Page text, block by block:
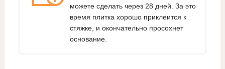
можете сделать через 28 дней. За это
время плитка хорошо приклеится к
стяжке, и окончательно просохнет
основание.